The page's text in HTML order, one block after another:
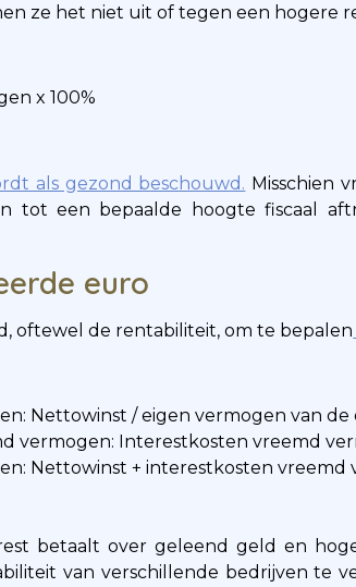
ze het niet uit of tegen een hogere
x 100%
als gezond beschouwd. Misschien
tot een bepaalde hoogte fiscaal
euro
oftewel de rentabiliteit, om te bepalen
Nettowinst / eigen vermogen van
vermogen: Interestkosten vreemd
Nettowinst + interestkosten
betaalt over geleend geld en
van verschillende bedrijven te